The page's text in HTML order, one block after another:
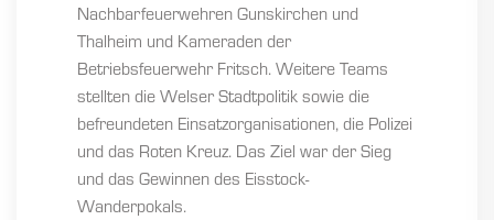
Nachbarfeuerwehren Gunskirchen und
Thalheim und Kameraden der
Betriebsfeuerwehr Fritsch. Weitere Teams
stellten die Welser Stadtpolitik sowie die
befreundeten Einsatzorganisationen, die Polizei
und das Roten Kreuz. Das Ziel war der Sieg
und das Gewinnen des Eisstock-
Wanderpokals.